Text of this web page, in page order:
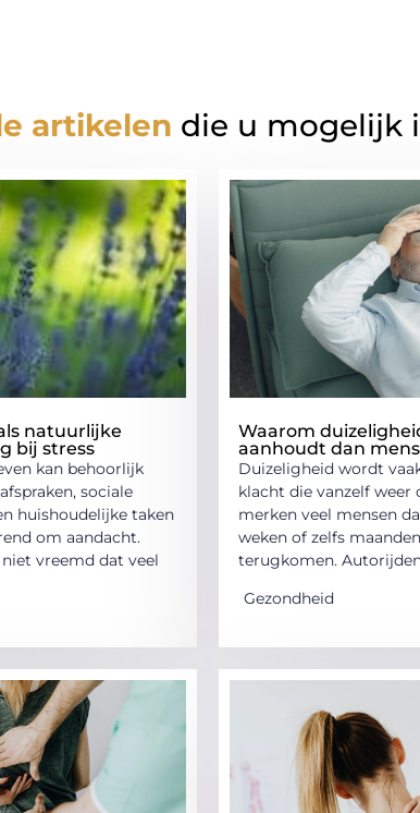
artikelen die u mogelijk
natuurlijke
bij stress
kan behoorlijk
sociale
huishoudelijke taken
om aandacht.
vreemd dat veel
Waarom
aanhoudt dan
Duizeligheid wordt
klacht die vanzelf weer
merken veel mensen
weken of zelfs
terugkomen.
Gezondheid